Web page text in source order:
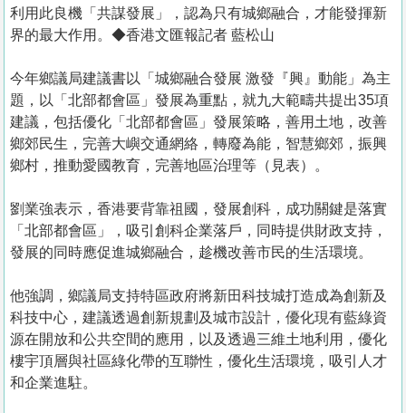
利用此良機「共謀發展」，認為只有城鄉融合，才能發揮新
界的最大作用。◆香港文匯報記者 藍松山
今年鄉議局建議書以「城鄉融合發展 激發『興』動能」為主
題，以「北部都會區」發展為重點，就九大範疇共提出35項
建議，包括優化「北部都會區」發展策略，善用土地，改善
鄉郊民生，完善大嶼交通網絡，轉廢為能，智慧鄉郊，振興
鄉村，推動愛國教育，完善地區治理等（見表）。
劉業強表示，香港要背靠祖國，發展創科，成功關鍵是落實
「北部都會區」，吸引創科企業落戶，同時提供財政支持，
發展的同時應促進城鄉融合，趁機改善市民的生活環境。
他強調，鄉議局支持特區政府將新田科技城打造成為創新及
科技中心，建議透過創新規劃及城市設計，優化現有藍綠資
源在開放和公共空間的應用，以及透過三維土地利用，優化
樓宇頂層與社區綠化帶的互聯性，優化生活環境，吸引人才
和企業進駐。